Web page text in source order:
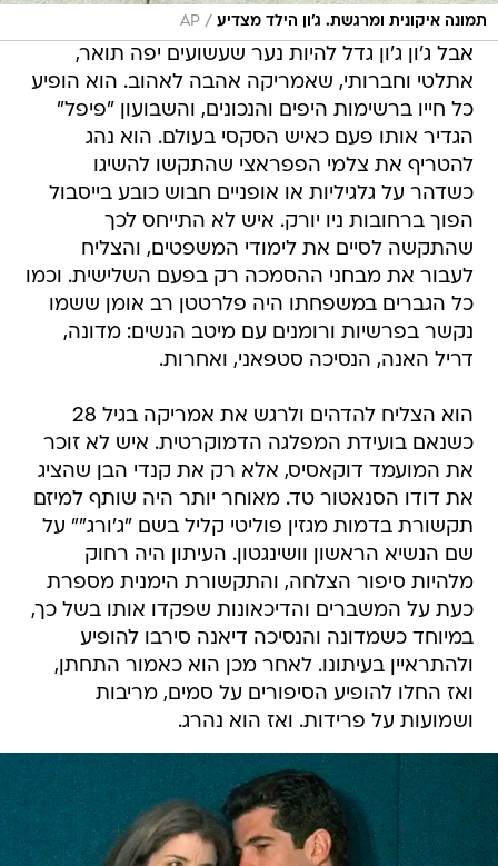
תמונה איקונית ומרגשת. ג'ון הילד מצדיע /
AP
אבל ג'ון ג'ון גדל להיות נער שעשועים יפה תואר,
אתלטי וחברותי, שאמריקה אהבה לאהוב. הוא הופיע
כל חייו ברשימות היפים והנכונים, והשבועון "פיפל"
הגדיר אותו פעם כאיש הסקסי בעולם. הוא נהג
להטריף את צלמי הפפראצי שהתקשו להשיגו
כשדהר על גלגיליות או אופניים חבוש כובע בייסבול
הפוך ברחובות ניו יורק. איש לא התייחס לכך
שהתקשה לסיים את לימודי המשפטים, והצליח
לעבור את מבחני ההסמכה רק בפעם השלישית. וכמו
כל הגברים במשפחתו היה פלרטטן רב אומן ששמו
נקשר בפרשיות ורומנים עם מיטב הנשים: מדונה,
דריל האנה, הנסיכה סטפאני, ואחרות.
הוא הצליח להדהים ולרגש את אמריקה בגיל 28
כשנאם בועידת המפלגה הדמוקרטית. איש לא זוכר
את המועמד דוקאסיס, אלא רק את קנדי הבן שהציג
את דודו הסנאטור טד. מאוחר יותר היה שותף למיזם
תקשורת בדמות מגזין פוליטי קליל בשם "ג'ורג"" על
שם הנשיא הראשון וושינגטון. העיתון היה רחוק
מלהיות סיפור הצלחה, והתקשורת הימנית מספרת
כעת על המשברים והדיכאונות שפקדו אותו בשל כך,
במיוחד כשמדונה והנסיכה דיאנה סירבו להופיע
ולהתראיין בעיתונו. לאחר מכן הוא כאמור התחתן,
ואז החלו להופיע הסיפורים על סמים, מריבות
ושמועות על פרידות. ואז הוא נהרג.